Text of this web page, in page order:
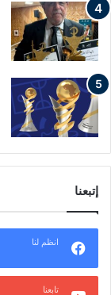
إتبعنا
انظم لنا
تابعنا